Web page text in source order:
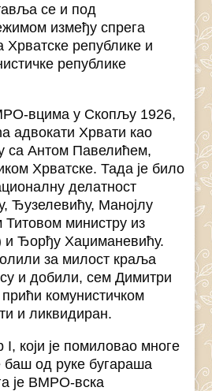
се и под
између спрега
Хрватске републике и
републике
вцима у Скопљу 1926,
адвокати Хрвати као
са Антом Павелићем,
Хрватске. Тада је било
делатност
Ђузелевићу, Манојлу
Титовом министру из
и Ђорђу Хаџиманевићу.
за милост краља
и добили, сем Димитри
комунистичком
и ликвидиран.
који је помиловао многе
од руке бугараша
је ВМРО-вска